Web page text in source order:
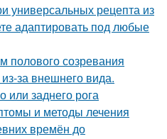
универсальных рецепта из
адаптировать под любые
полового созревания
за внешнего вида.
или заднего рога
и методы лечения
времён до